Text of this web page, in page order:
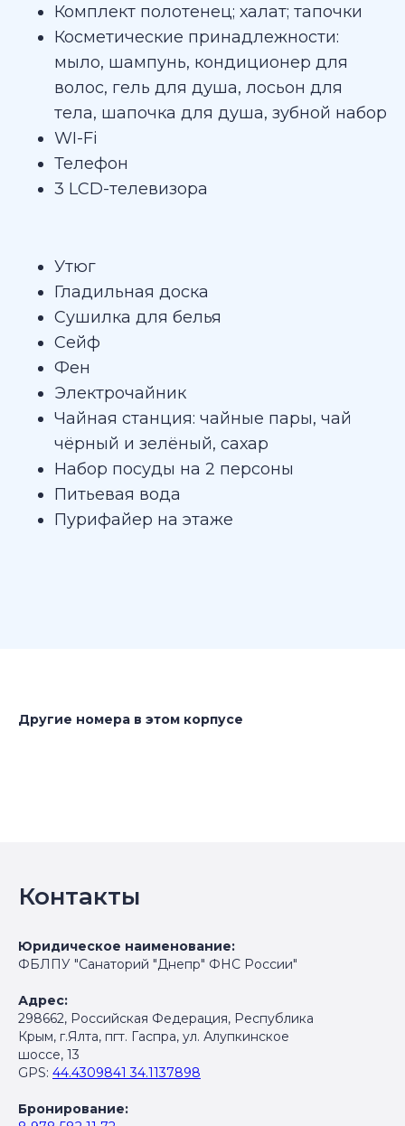
Комплект полотенец; халат; тапочки
Косметические принадлежности:
мыло, шампунь, кондиционер для
волос, гель для душа, лосьон для
тела, шапочка для душа, зубной набор
WI-Fi
Телефон
3 LCD-телевизора
Утюг
Гладильная доска
Сушилка для белья
Сейф
Фен
Электрочайник
Чайная станция: чайные пары, чай
чёрный и зелёный, сахар
Набор посуды на 2 персоны
Питьевая вода
Пурифайер на этаже
Другие номера в этом корпусе
Контакты
Юридическое наименование:
ФБЛПУ "Санаторий "Днепр" ФНС России"
Адрес:
298662, Российская Федерация, Республика
Крым, г.Ялта, пгт. Гаспра, ул. Алупкинское
шоссе, 13
GPS: 44.4309841 34.1137898
Бронирование: